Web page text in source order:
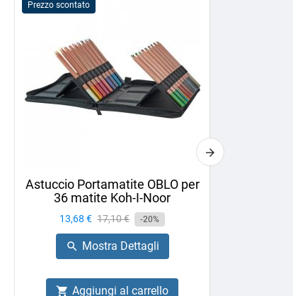
Prezzo scontato
Astuccio Portamatite OBLO per
36 matite Koh-I-Noor
Prezzo
13,68 € Prezzo
base
17,10 € -20%
 Mostra Dettagli
 Aggiungi al carrello